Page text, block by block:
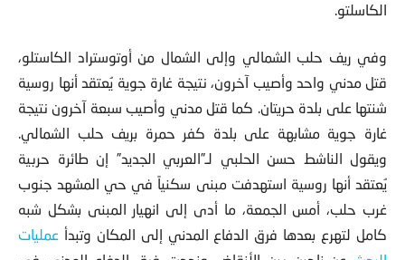
الكاسلتو.
وفي ريف حلب الشمالي وإلى الشمال من أوتوستراد الكاستلو،
قتل مدني واحد وأصيب آخرون، نتيجة غارة جوية يُعتقد أنها روسية
شنتها على بلدة حريتان. كما قتل مدني وأصيب سبعة آخرون نتيجة
غارة جوية مشابهة على بلدة كفر حمرة بريف حلب الشمالي.
ويقول الناشط حسن الحلبي لـ”العربي الجديد” إن طائرة حربية
يُعتقد أنها روسية استهدفت مبنى سكنياً في حي المشهد جنوب
غرب حلب، أمس الجمعة، ما أدى إلى انهيار المبنى بشكل شبه
كامل لتهرع بعدها فرق الدفاع المدني إلى المكان وتبدأ عمليات